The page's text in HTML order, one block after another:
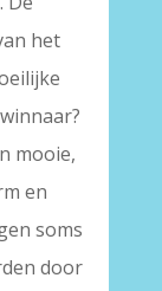
het
mooie,
en
soms
door